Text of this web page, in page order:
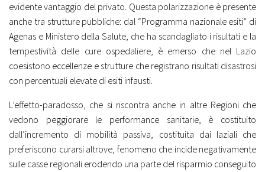
evidente vantaggio del privato. Questa polarizzazione è presente
anche tra strutture pubbliche: dal “Programma nazionale esiti” di
Agenas e Ministero della Salute, che ha scandagliato i risultati e la
tempestività delle cure ospedaliere, è emerso che nel Lazio
coesistono eccellenze e strutture che registrano risultati disastrosi
con percentuali elevate di esiti infausti.
L’effetto-paradosso, che si riscontra anche in altre Regioni che
vedono peggiorare le performance sanitarie, è costituito
dall’incremento di mobilità passiva, costituita dai laziali che
preferiscono curarsi altrove, fenomeno che incide negativamente
sulle casse regionali erodendo una parte del risparmio conseguito